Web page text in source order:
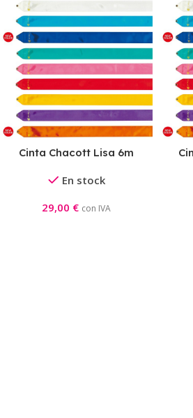
Cinta Chacott Lisa 6m
En stock
29,00 € con IVA